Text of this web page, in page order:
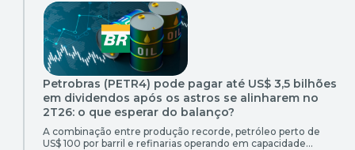
Petrobras (PETR4) pode pagar até US$ 3,5 bilhões
em dividendos após os astros se alinharem no
2T26: o que esperar do balanço?
A combinação entre produção recorde, petróleo perto de
US$ 100 por barril e refinarias operando em capacidade